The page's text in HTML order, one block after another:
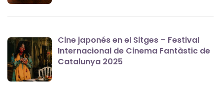
Cine japonés en el Sitges – Festival
Internacional de Cinema Fantàstic de
Catalunya 2025